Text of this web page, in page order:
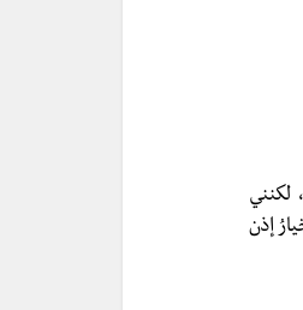
لكنني
إذن